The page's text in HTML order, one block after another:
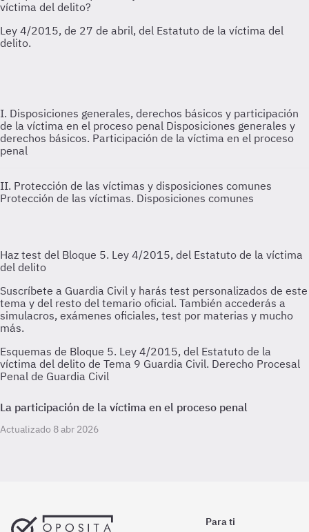
I. Disposiciones generales, derechos básicos y participación
de la víctima en el proceso penal Disposiciones generales y
derechos básicos. Participación de la víctima en el proceso
penal
II. Protección de las víctimas y disposiciones comunes
Protección de las víctimas. Disposiciones comunes
Esquemas de Bloque 5. Ley 4/2015, del Estatuto de la
víctima del delito de Tema 9 Guardia Civil. Derecho Procesal
Penal de Guardia Civil
La participación de la víctima en el proceso penal
Actualizado 8 abr 2026
Para ti